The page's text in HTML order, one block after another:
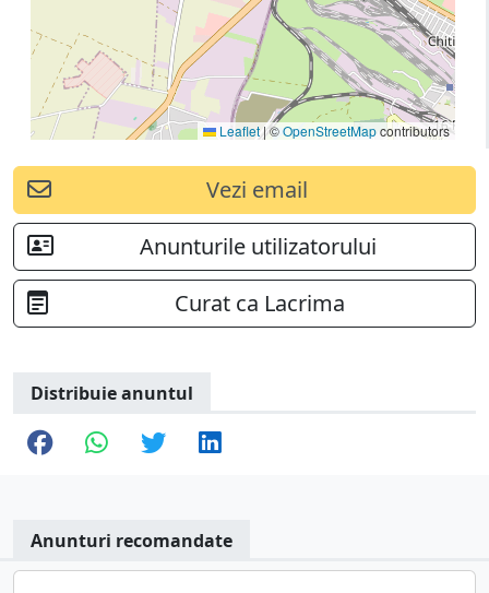
Leaflet|©OpenStreetMapcontributors
Vezi email
Anunturile utilizatorului
Curat ca Lacrima
Distribuie anuntul
Anunturi recomandate